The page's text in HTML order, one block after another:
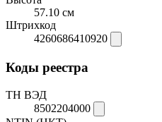
57.10 см
Штрихкод
4260686410920
Коды реестра
ТН ВЭД
8502204000